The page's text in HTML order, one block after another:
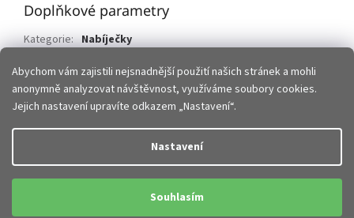
Abychom vám zajistili nejsnadnější použití našich stránek a mohli
anonymně analyzovat návštěvnost, využíváme soubory cookies.
Jejich nastavení upravíte odkazem „Nastavení“.
Nastavení
Souhlasím
Doplňkové parametry
Kategorie: Nabíječky
Copyright 2026JHMobil.cz. Všechna práva vyhrazena.Upravit
nastavení cookies